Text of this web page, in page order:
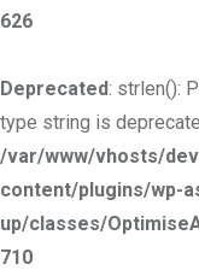
626
Deprecated: strlen():
type string is
/var/www/vhosts/
content/plugins/wp-
up/classes/
710